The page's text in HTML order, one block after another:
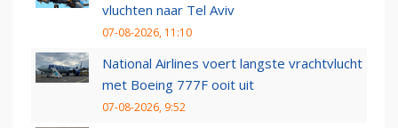
vluchten naar Tel Aviv
07-08-2026, 11:10
National Airlines voert langste vrachtvlucht
met Boeing 777F ooit uit
07-08-2026, 9:52